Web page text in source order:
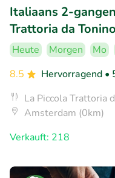
Italiaans 2-
Trattoria da Tonino
Heute Morgen Mo
8.5
Hervorragend •
La Piccola Trattoria
Amsterdam (0km)
Verkauft: 218